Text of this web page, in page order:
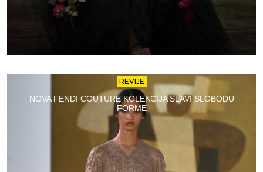
REVIJE
NOVA FENDI COUTURE KOLEKCIJA SLAVI SLOBODU
FORME